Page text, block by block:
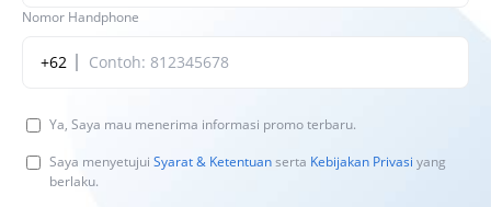
Nomor Handphone
+62
Ya, Saya mau menerima informasi promo terbaru.
Saya menyetujui Syarat & Ketentuanserta Kebijakan Privasi yang
berlaku.